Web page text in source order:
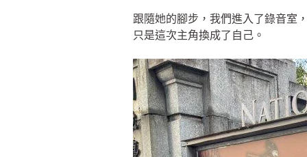
跟隨她的腳步，我們進入了錄音室
只是這次主角換成了自己。